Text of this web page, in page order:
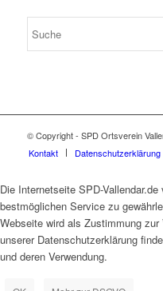
© Copyright - SPD Ortsverein
Kontakt
Datenschutzerklärung
Die Internetseite SPD-
bestmöglichen Service zu
Webseite wird als Zustimmung
unserer Datenschutzerklärung
und deren Verwendung.